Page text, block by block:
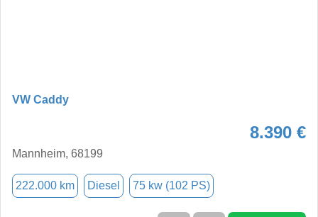
VW Caddy
8.390 €
Mannheim, 68199
222.000 km Diesel 75 kw (102 PS)